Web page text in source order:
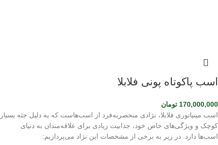
اسب پاکوتاه پونی فلابلا
170,000,000 تومان
اسب مینیاتوری فلابلا، نژادی منحصربه‌فرد از اسب‌هاست که به دلیل جثه بسیار
کوچک و ویژگی‌های خاص خود، جذابیت زیادی برای علاقه‌مندان به دنیای
اسب‌ها دارد. در زیر به برخی از مشخصات این نژاد می‌پردازیم: